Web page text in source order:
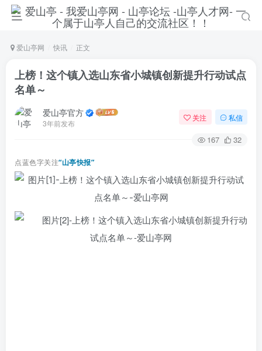
爱山亭网 快讯 正文
上榜！这个镇入选山东省小城镇创新提升行动试点
名单～
爱山亭官方
3年前发布
关注 私信
167 32
点蓝色字关注“山亭快报”